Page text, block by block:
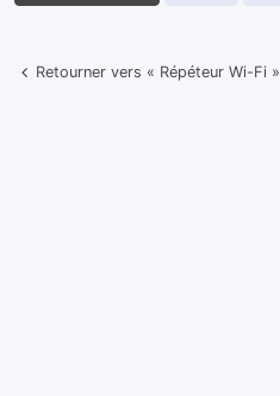
Retourner vers « Répéteur Wi-Fi »